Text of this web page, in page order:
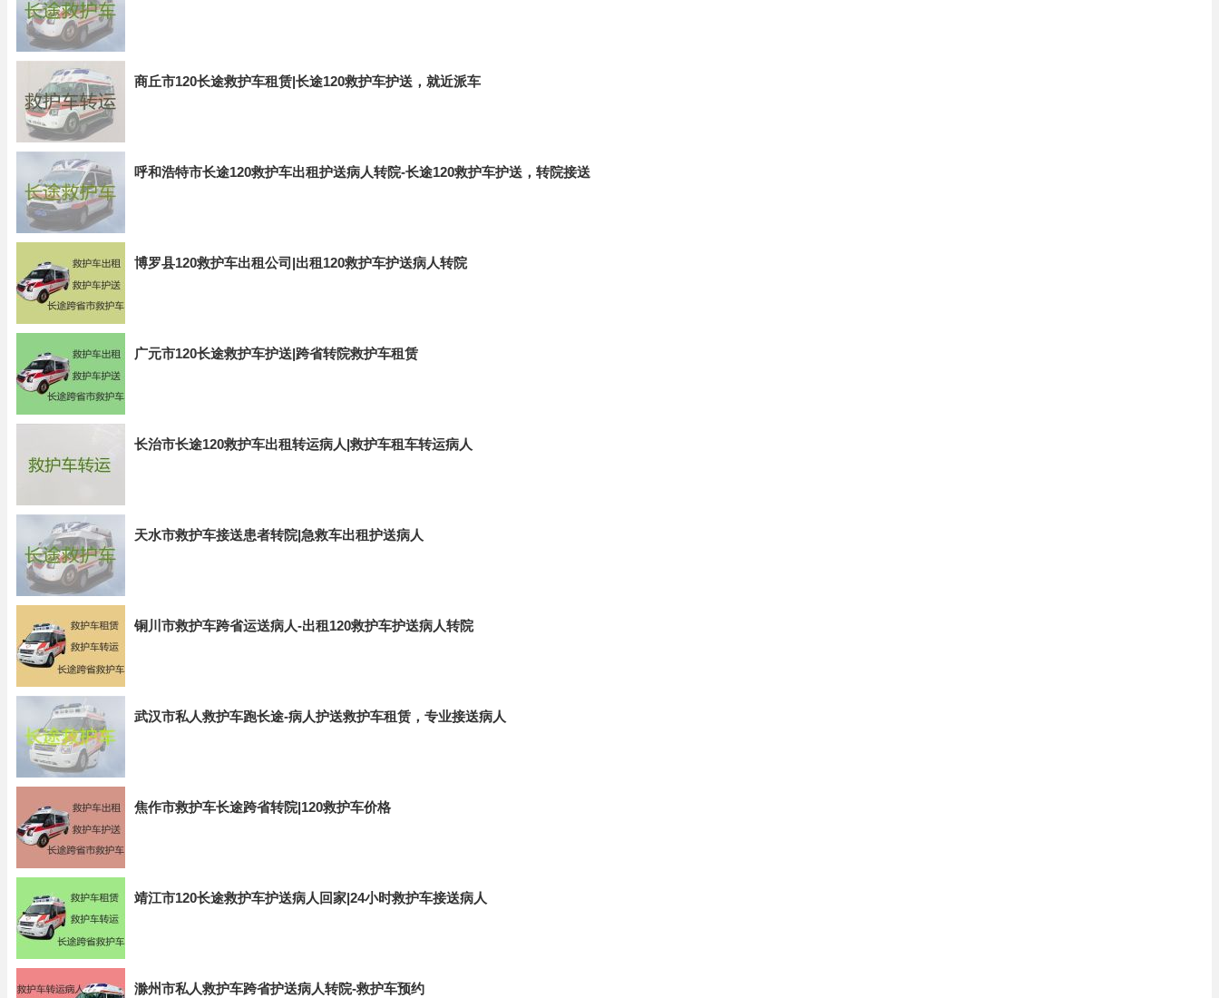
商丘市120长途救护车租赁|长途120救护车护送，就近派车
呼和浩特市长途120救护车出租护送病人转院-长途120救护车护送，转院接送
博罗县120救护车出租公司|出租120救护车护送病人转院
广元市120长途救护车护送|跨省转院救护车租赁
长治市长途120救护车出租转运病人|救护车租车转运病人
天水市救护车接送患者转院|急救车出租护送病人
铜川市救护车跨省运送病人-出租120救护车护送病人转院
武汉市私人救护车跑长途-病人护送救护车租赁，专业接送病人
焦作市救护车长途跨省转院|120救护车价格
靖江市120长途救护车护送病人回家|24小时救护车接送病人
滁州市私人救护车跨省护送病人转院-救护车预约